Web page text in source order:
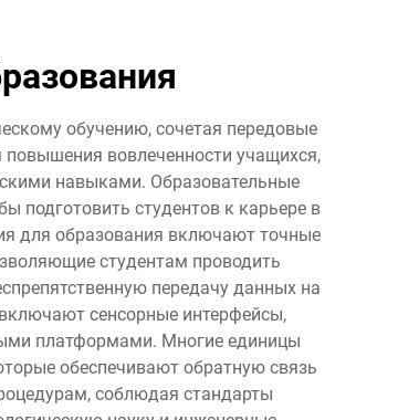
обучению, сочетая передовые
вовлеченности учащихся,
навыками. Образовательные
подготовить студентов к карьере в
для образования включают точные
студентам проводить
передачу данных на
сенсорные интерфейсы,
платформами. Многие единицы
обеспечивают обратную связь
соблюдая стандарты